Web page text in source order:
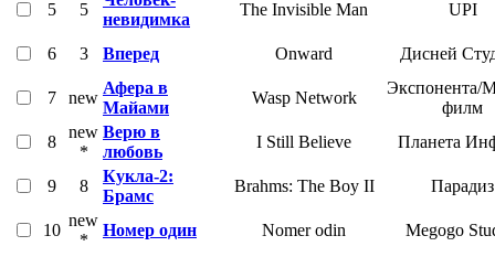
5
5
невидимка
The Invisible Man UPI
6 3 Вперед Onward Дисней
7 new
Афера в
Майами
Wasp Network
Экспонента/
филм
8
new
*
Верю в
любовь
I Still Believe Планета
9 8
Кукла-2:
Брамс
Brahms: The Boy II Парадиз
10
new
*
Номер один Nomer odin Megogo